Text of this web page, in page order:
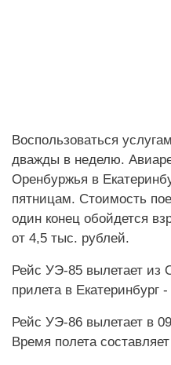
Воспользоваться
дважды в неделю.
Оренбуржья в
пятницам. Стоимость
один конец обойдется
от 4,5 тыс. рублей.
Рейс УЭ-85 вылетает из
прилета в Екатеринбург
Рейс УЭ-86 вылетает в
Время полета